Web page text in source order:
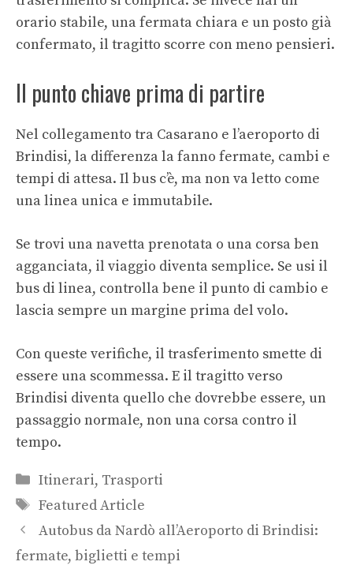
orario stabile, una fermata chiara e un posto già
confermato, il tragitto scorre con meno pensieri.
Il punto chiave prima di partire
Nel collegamento tra Casarano e l’aeroporto di
Brindisi, la differenza la fanno fermate, cambi e
tempi di attesa. Il bus c’è, ma non va letto come
una linea unica e immutabile.
Se trovi una navetta prenotata o una corsa ben
agganciata, il viaggio diventa semplice. Se usi il
bus di linea, controlla bene il punto di cambio e
lascia sempre un margine prima del volo.
Con queste verifiche, il trasferimento smette di
essere una scommessa. E il tragitto verso
Brindisi diventa quello che dovrebbe essere, un
passaggio normale, non una corsa contro il
tempo.
Categorie
Itinerari, Trasporti
Tag
Featured Article
Autobus da Nardò all’Aeroporto di Brindisi:
fermate, biglietti e tempi